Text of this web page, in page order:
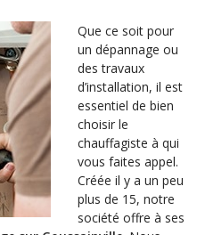
Que ce soit pour
un dépannage ou
des travaux
d’installation, il est
essentiel de bien
choisir le
chauffagiste à qui
vous faites appel.
Créée il y a un peu
plus de 15, notre
société offre à ses